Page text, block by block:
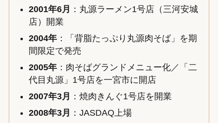
2001年6月
：丸源ラーメン1号店（三河安城
店）開業
2004年：「背脂たっぷり丸源肉そば」を期
間限定で発売
2005年：肉そばグランドメニュー化／「二
代目丸源」1号店を一宮市に開店
2007年3月
：焼肉きんぐ1号店を開業
2008年3月
：JASDAQ上場